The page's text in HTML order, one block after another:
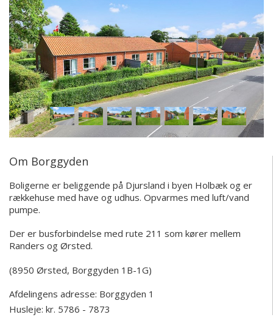
Om Borggyden
Boligerne er beliggende på Djursland i byen Holbæk og er
rækkehuse med have og udhus. Opvarmes med luft/vand
pumpe.
Der er busforbindelse med rute 211 som kører mellem
Randers og Ørsted.
(8950 Ørsted, Borggyden 1B-1G)
Afdelingens adresse: Borggyden 1
Husleje: kr. 5786 - 7873